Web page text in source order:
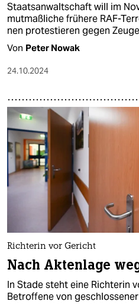
Staatsanwaltschaft will im
mutmaßliche frühere RAF-
nen protestieren gegen
Von Peter Nowak
24.10.2024
Richterin vor Gericht
Nach Aktenlage
In Stade steht eine Richterin
Betroffene von